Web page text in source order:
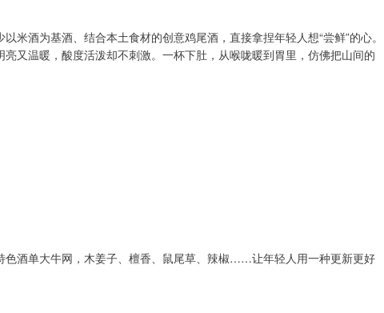
米酒为基酒、结合本土食材的创意鸡尾酒，直接拿捏年轻人想“尝鲜”的心。
又温暖，酸度活泼却不刺激。一杯下肚，从喉咙暖到胃里，仿佛把山间的
色酒单大牛网，木姜子、檀香、鼠尾草、辣椒……让年轻人用一种更新更好